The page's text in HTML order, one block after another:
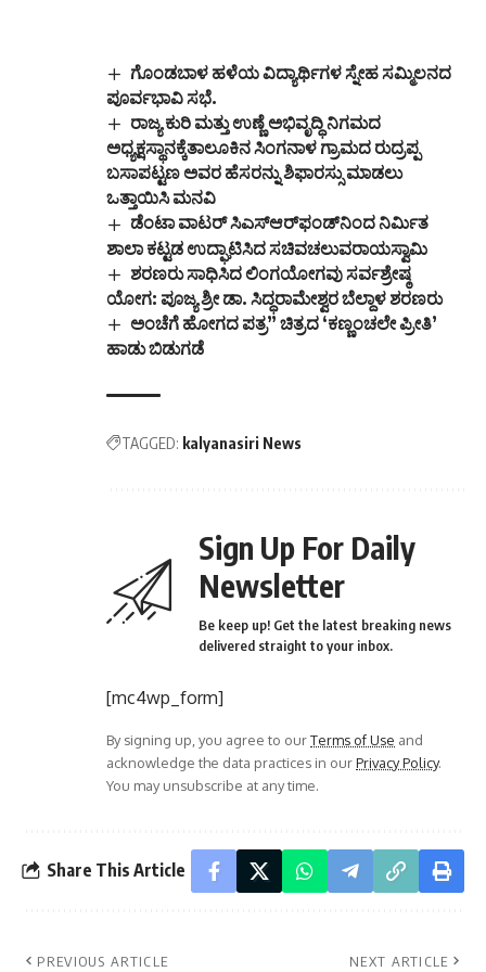
ಗೊಂಡಬಾಳ ಹಳೆಯ ವಿದ್ಯಾರ್ಥಿಗಳ ಸ್ನೇಹ ಸಮ್ಮಿಲನದ
ಪೂರ್ವಭಾವಿ ಸಭೆ.
ರಾಜ್ಯ ಕುರಿ ಮತ್ತು ಉಣ್ಣೆ ಅಭಿವೃದ್ಧಿ ನಿಗಮದ
ಅಧ್ಯಕ್ಷಸ್ಥಾನಕ್ಕೆತಾಲೂಕಿನ ಸಿಂಗನಾಳ ಗ್ರಾಮದ ರುದ್ರಪ್ಪ
ಬಸಾಪಟ್ಟಣ ಅವರ ಹೆಸರನ್ನು ಶಿಫಾರಸ್ಸು ಮಾಡಲು
ಒತ್ತಾಯಿಸಿ ಮನವಿ
ಡೆಂಟಾ ವಾಟರ್ ಸಿಎಸ್‌ಆರ್‍‌ಫಂಡ್‌ನಿಂದ ನಿರ್ಮಿತ
ಶಾಲಾ ಕಟ್ಟಡ ಉದ್ಘಾಟಿಸಿದ ಸಚಿವಚಲುವರಾಯಸ್ವಾಮಿ
ಶರಣರು ಸಾಧಿಸಿದ ಲಿಂಗಯೋಗವು ಸರ್ವಶ್ರೇಷ್ಠ
ಯೋಗ: ಪೂಜ್ಯ ಶ್ರೀ ಡಾ. ಸಿದ್ಧರಾಮೇಶ್ವರ ಬೆಲ್ದಾಳ ಶರಣರು
ಅಂಚೆಗೆ ಹೋಗದ ಪತ್ರ” ಚಿತ್ರದ ‘ಕಣ್ಣಂಚಲೇ ಪ್ರೀತಿ’
ಹಾಡು ಬಿಡುಗಡೆ
TAGGED: kalyanasiri News
Sign Up For Daily
Newsletter
Be keep up! Get the latest breaking news
delivered straight to your inbox.
[mc4wp_form]
By signing up, you agree to ourTerms of Use and
acknowledge the data practices in ourPrivacy Policy.
You may unsubscribe at any time.
Share This Article
PREVIOUS ARTICLE NEXT ARTICLE